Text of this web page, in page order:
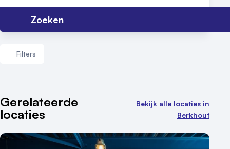
Zoeken
Filters
Aantal zalen
1 - 5 zalen
10 of meer zalen
Gerelateerde
locaties
Bekijk alle locaties in
Berkhout